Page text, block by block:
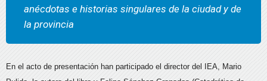
anécdotas e historias singulares de la ciudad y de
la provincia
En el acto de presentación han participado el director del IEA, Mario